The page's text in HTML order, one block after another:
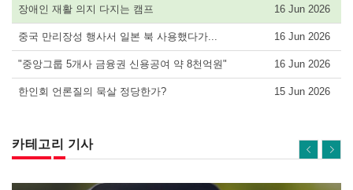
장애인 재활 의지 다지는 캠프 16 Jun 2026
중국 만리장성 행사서 일본 북 사용했다가... 16 Jun 2026
"중앙그룹 5개사 금융권 신용공여 약 8천억원" 16 Jun 2026
한인회 언론질의 묵살 정당한가? 15 Jun 2026
카테고리 기사